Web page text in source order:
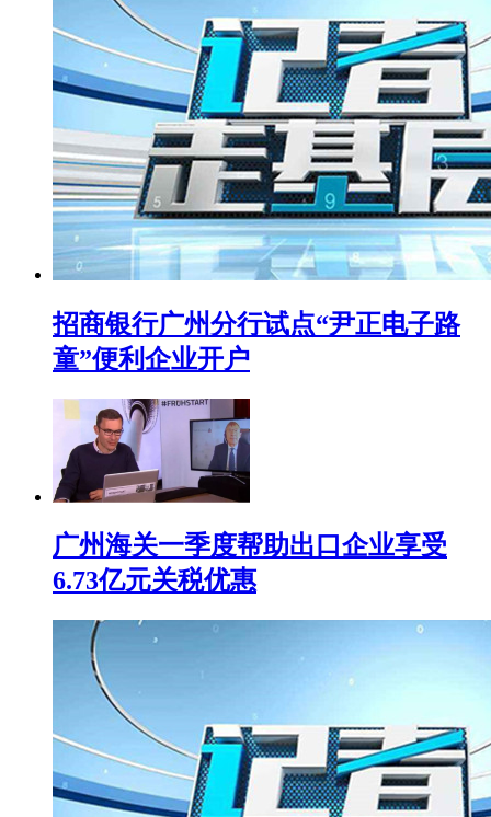
招商银行广州分行试点“尹正电子路
童”便利企业开户
广州海关一季度帮助出口企业享受
6.73亿元关税优惠